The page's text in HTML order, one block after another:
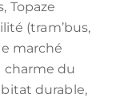
Topaze
(tram’bus,
marché
charme du
durable,